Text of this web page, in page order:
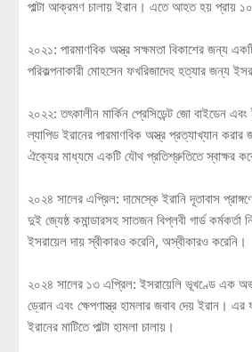
পাল্টা আক্রমণ চালায় ইরান। এতে আহত হয় প্রায়
২০২১: পারমাণবিক অস্ত্র সক্ষমতা বিকাশের জন্য
পরিকল্পনাকারী মোহসেন ফখরিজাদেহ হত্যার জন্য
২০২২: তৎকালীন মার্কিন প্রেসিডেন্ট জো বাইডেন এবং
ল্যাপিড ইরানের পারমাণবিক অস্ত্র প্রত্যাখ্যান
ঐক্যের মাধ্যমে একটি যৌথ প্রতিশ্রুতিতে স্বাক্ষর
২০২৪ সালের এপ্রিল: দামেস্কে ইরানি দূতাবাস
দুই জ্যেষ্ঠ কমান্ডারসহ সাতজন বিপ্লবী গার্ড
ইসরায়েল দায় স্বীকারও করেনি, অস্বীকারও করেনি।
২০২৪ সালের ১৩ এপ্রিল: ইসরায়েলি ভূখণ্ডে এক
ড্রোন এবং ক্ষেপণাস্ত্র হামলার জবাব দেয় ইরান।
ইরানের মাটিতে পাল্টা হামলা চালায়।